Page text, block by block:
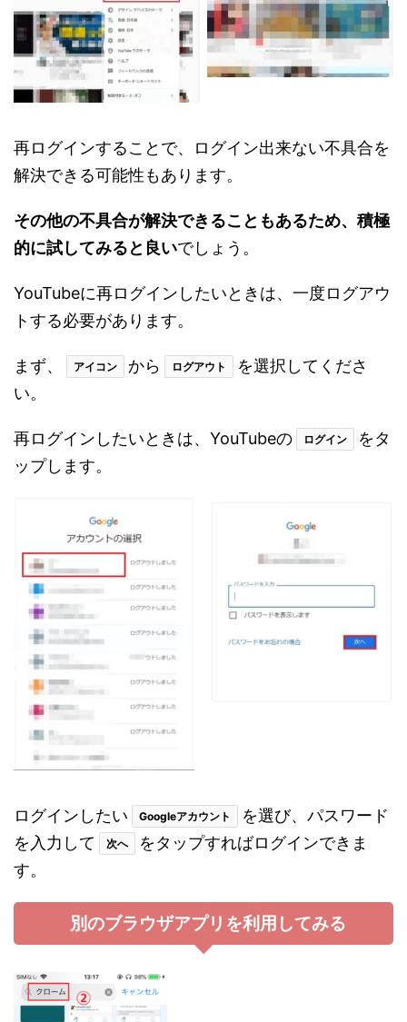
再ログインすることで、ログイン出来ない不具合を
解決できる可能性もあります。
その他の不具合が解決できることもあるため、積極
的に試してみると良いでしょう。
YouTubeに再ログインしたいときは、一度ログアウ
トする必要があります。
まず、 アイコン から ログアウト
を選択してくださ
い。
再ログインしたいときは、YouTubeの ログイン
をタ
ップします。
ログインしたい Googleアカウント
を選び、パスワード
を入力して
次へ
をタップすればログインできま
す。
別のブラウザアプリを利用してみる